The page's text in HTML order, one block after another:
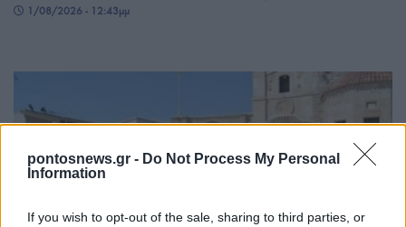
pontosnews.gr - Do Not Process My Personal
Information
If you wish to opt-out of the sale, sharing to third parties, or
1/08/2026 - 12:43μμ